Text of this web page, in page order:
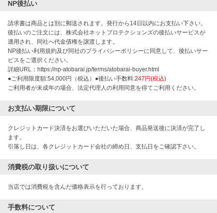
NP後払い
請求書は商品とは別に郵送されます。発行から14日以内にお支払い下さい。
後払いのご注文には、株式会社ネットプロテクションズの後払いサービスが
適用され、同社へ代金債権を譲渡します。
NP後払い利用規約及び同社のプライバシーポリシーに同意して、後払いサー
ビスをご選択ください。
詳細URL：https://np-atobarai.jp/terms/atobarai-buyer.html
●ご利用限度額:54,000円（税込）●後払い手数料:247円(税込)
ご利用者が未成年の場合、法定代理人の利用同意を得てご利用ください。
お支払い期限について
クレジットカード決済をお選びいただいた場合、商品発送後に決済が完了し
ます。
引落し日は、各クレジットカード会社の締め日、支払日をご確認下さい。
消費税の取り扱いについて
当店では消費税を含んだ価格表示を行っております。
手数料について